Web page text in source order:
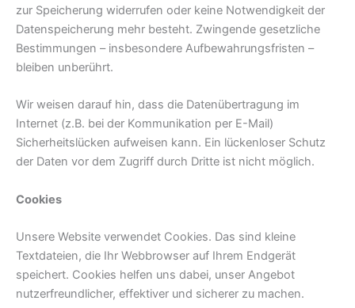
zur Speicherung widerrufen oder keine Notwendigkeit der
Datenspeicherung mehr besteht. Zwingende gesetzliche
Bestimmungen – insbesondere Aufbewahrungsfristen –
bleiben unberührt.
Wir weisen darauf hin, dass die Datenübertragung im
Internet (z.B. bei der Kommunikation per E-Mail)
Sicherheitslücken aufweisen kann. Ein lückenloser Schutz
der Daten vor dem Zugriff durch Dritte ist nicht möglich.
Cookies
Unsere Website verwendet Cookies. Das sind kleine
Textdateien, die Ihr Webbrowser auf Ihrem Endgerät
speichert. Cookies helfen uns dabei, unser Angebot
nutzerfreundlicher, effektiver und sicherer zu machen.